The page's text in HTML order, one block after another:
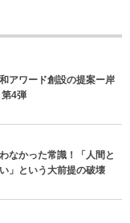
アワード創設の提案ー岸
4弾
なかった常識！「人間と
」という大前提の破壊